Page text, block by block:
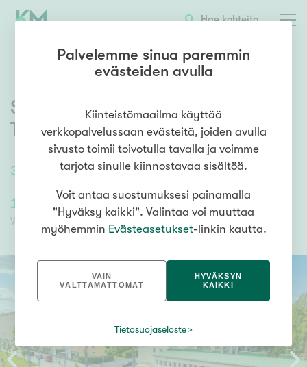
Hae kohteita
34,5 /34,5 m² 1h, alk, kk, kph, vh
Sammonkatu 8-10,Kaleva
Tampere
149 000,00 €
Velaton hinta
145 494,87 €
Palvelemme sinua paremmin
evästeiden avulla
Kiinteistömaailma käyttää
verkkopalvelussaan evästeitä, joiden avulla
sivusto toimii toivotulla tavalla ja voimme
tarjota sinulle kiinnostavaa sisältöä.
Voit antaa suostumuksesi painamalla
"Hyväksy kaikki". Valintaa voi muuttaa
myöhemmin Evästeasetukset-linkin kautta.
VAIN
VÄLTTÄMÄTTÖMÄT
HYVÄKSYN
KAIKKI
Tietosuojaseloste